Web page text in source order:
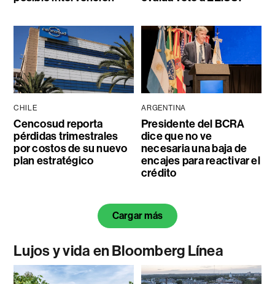
CHILE
Cencosud reporta
pérdidas trimestrales
por costos de su nuevo
plan estratégico
ARGENTINA
Presidente del BCRA
dice que no ve
necesaria una baja de
encajes para reactivar el
crédito
Cargar más
Lujos y vida en Bloomberg Línea